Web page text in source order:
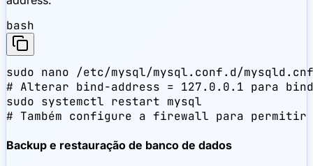
bash
sudo nano /etc/mysql/mysql.conf.d/mysqld.cnf
# Alterar bind-address = 127.0.0.1 para
sudo systemctl restart mysql
# Também configure a firewall para permitir
Backup e restauração de banco de dados